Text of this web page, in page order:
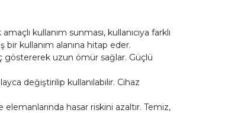
kullanım sunması, kullanıcıya farklı
kullanım alanına hitap eder.
göstererek uzun ömür sağlar. Güçlü
değiştirilip kullanılabilir. Cihaz
elemanlarında hasar riskini azaltır. Temiz,